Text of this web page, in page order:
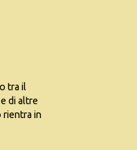
tra il
di altre
rientra in